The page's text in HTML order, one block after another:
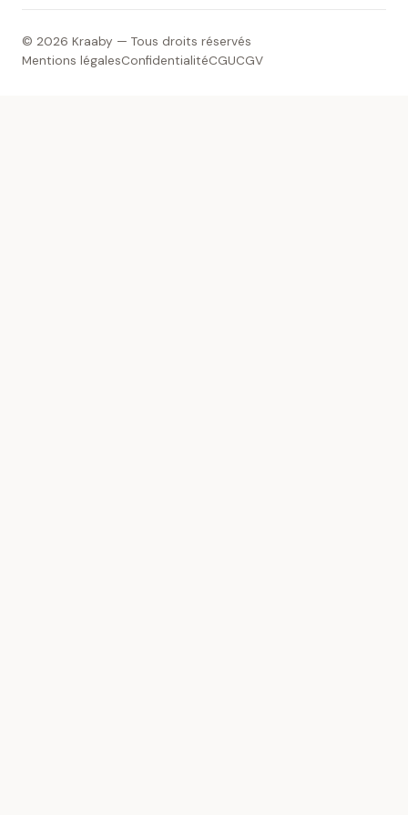
© 2026 Kraaby — Tous droits réservés
Mentions légalesConfidentialitéCGUCGV